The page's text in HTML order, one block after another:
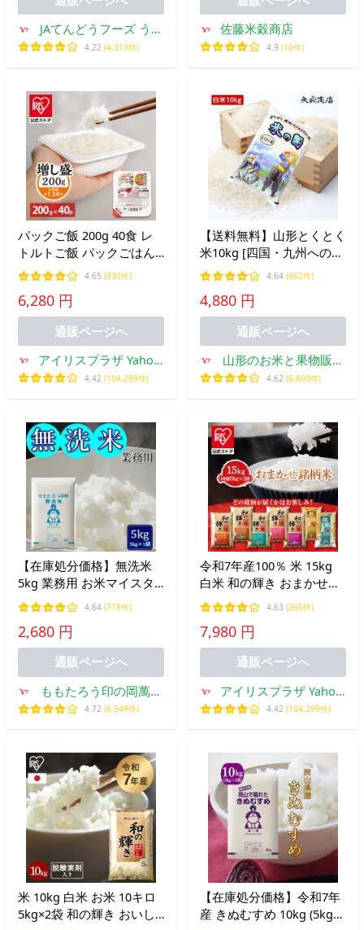
JAてんどうフーズ うま
いもの通販
4.22 (4,313件)
佐藤米穀商店
4.9 (10件)
パックご飯 200g 40食 レ
トルトご飯 パックごはん
備蓄用 アイリスオーヤマ
米 お米 非常食 防災 仕送
り 低温製法米
4.65 (930件)
6,280 円
通販ページへ
アイリスプラザ Yahoo!
店
4.42 (104,299件)
【送料無料】山形とくとく
米10kg [四国・九州への配
送は＋400円/沖縄・離島へ
の配送は+1,000円となりま
す] 爆買 爆買
4.64 (862件)
4,880 円
通販ページへ
山形のお米と果物販売
の矢萩商店
4.62 (6,609件)
【在庫処分価格】無洗米
5kg 業務用 お米マイスタ
ーブレンド 送料無料
4.64 (719件)
2,680 円
通販ページへ
ももたろう印の岡萬米
市場
4.72 (6,549件)
令和7年産100％ 米 15kg
白米 和の輝き おまかせ銘
柄米 銘柄 おまかせ 国産
15キロ 5kg 3袋 密封新鮮
パック 低温製法米 送料無
料 アイリスオーヤマ *
4.63 (266件)
7,980 円
通販ページへ
アイリスプラザ Yahoo!
店
4.42 (104,299件)
米 10kg 白米 お米 10キロ
5kg×2袋 和の輝き おいし
【在庫処分価格】令和7年
産 きぬむすめ 10kg (5kg×2